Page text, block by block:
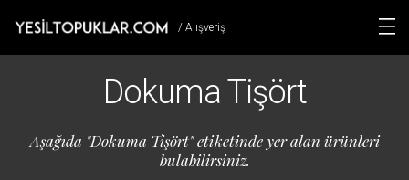
/ Alışveriş
Dokuma Tişört
Aşağıda "Dokuma Tişört" etiketinde yer alan ürünleri
bulabilirsiniz.